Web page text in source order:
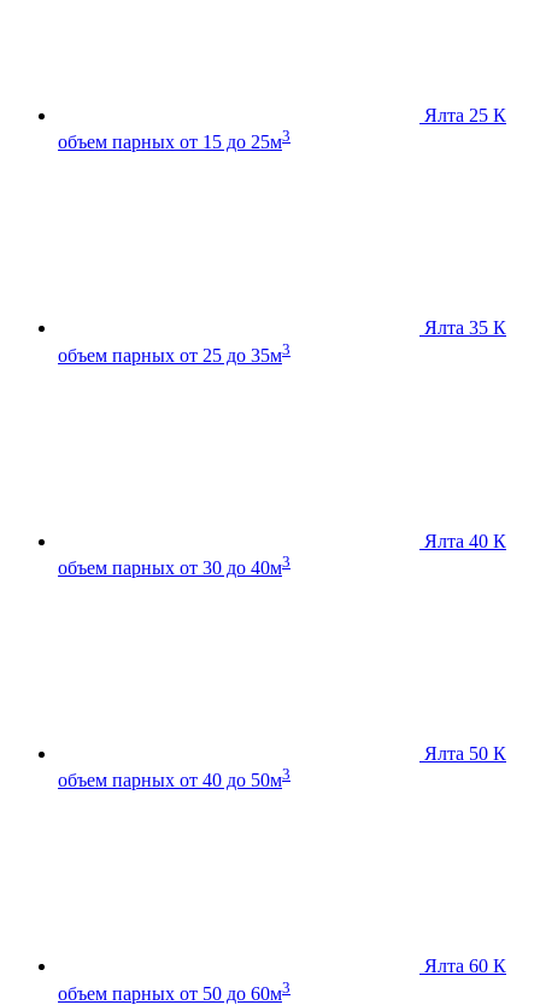
Ялта 25 К
объем парных от 15 до 25м3
Ялта 35 К
объем парных от 25 до 35м3
Ялта 40 К
объем парных от 30 до 40м3
Ялта 50 К
объем парных от 40 до 50м3
Ялта 60 К
объем парных от 50 до 60м3